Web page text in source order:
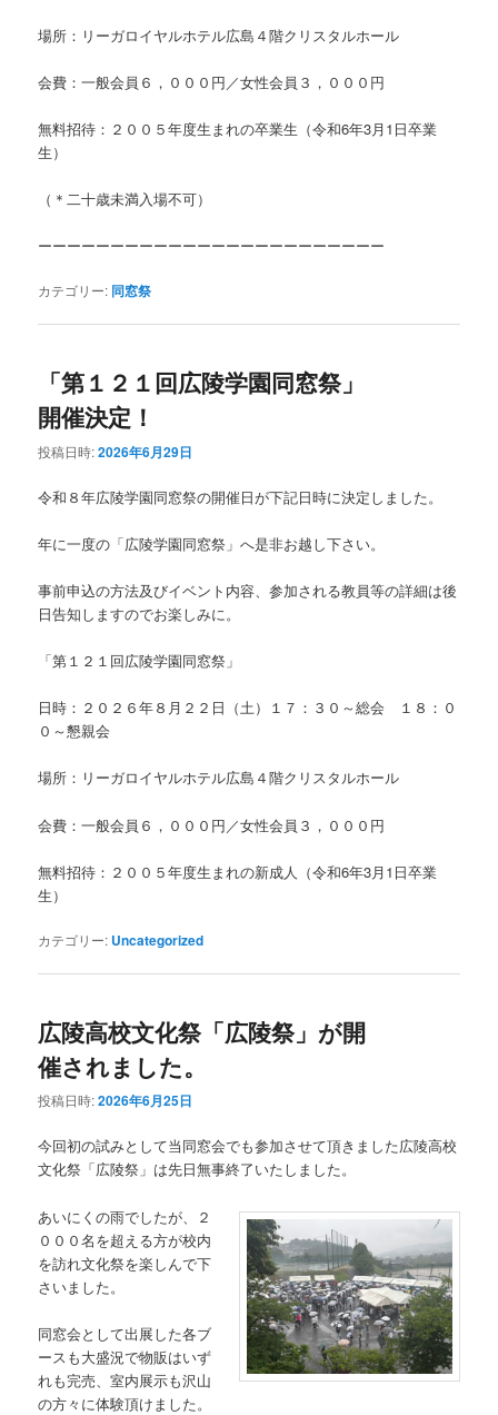
場所：リーガロイヤルホテル広島４階クリスタルホール
会費：一般会員６，０００円／女性会員３，０００円
無料招待：２００５年度生まれの卒業生（令和6年3月1日卒業
生）
（＊二十歳未満入場不可）
ーーーーーーーーーーーーーーーーーーーーーーーー
カテゴリー: 同窓祭
「第１２１回広陵学園同窓祭」
開催決定！
投稿日時:2026年6月29日
令和８年広陵学園同窓祭の開催日が下記日時に決定しました。
年に一度の「広陵学園同窓祭」へ是非お越し下さい。
事前申込の方法及びイベント内容、参加される教員等の詳細は後
日告知しますのでお楽しみに。
「第１２１回広陵学園同窓祭」
日時：２０２６年８月２２日（土）１７：３０～総会 １８：０
０～懇親会
場所：リーガロイヤルホテル広島４階クリスタルホール
会費：一般会員６，０００円／女性会員３，０００円
無料招待：２００５年度生まれの新成人（令和6年3月1日卒業
生）
カテゴリー: Uncategorized
広陵高校文化祭「広陵祭」が開
催されました。
投稿日時:2026年6月25日
今回初の試みとして当同窓会でも参加させて頂きました広陵高校
文化祭「広陵祭」は先日無事終了いたしました。
あいにくの雨でしたが、２
０００名を超える方が校内
を訪れ文化祭を楽しんで下
さいました。
同窓会として出展した各ブ
ースも大盛況で物販はいず
れも完売、室内展示も沢山
の方々に体験頂けました。